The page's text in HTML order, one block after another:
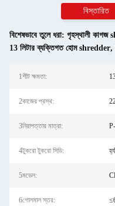
বিস্তারিত
বিশেষভাবে তুলে ধরা: গৃহস্থালী কাগজ
13 লিটার ব্যক্তিগত হোম shredder,
1শীট ক্ষমতা:
2কাজের প্রস্থ:
3নিরাপত্তার মাত্রা:
4টুকরো টুকরো সিডি:
5মডেল:
6গোলমাল স্তর: